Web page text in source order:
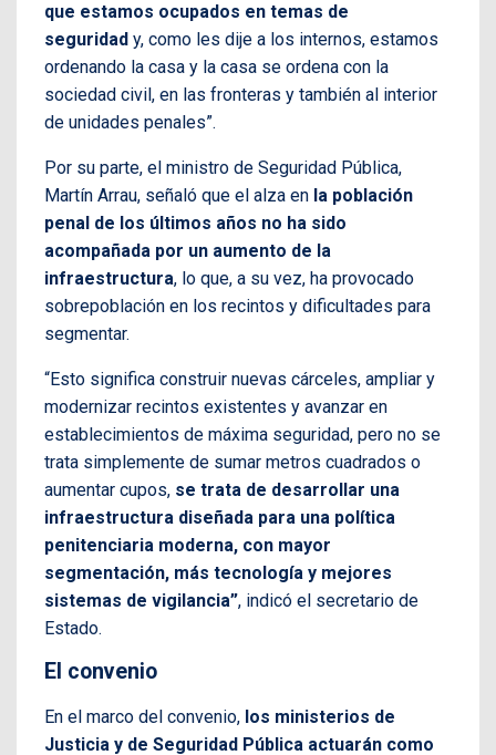
que estamos ocupados en temas de
seguridad y, como les dije a los internos, estamos
ordenando la casa y la casa se ordena con la
sociedad civil, en las fronteras y también al interior
de unidades penales”.
Por su parte, el ministro de Seguridad Pública,
Martín Arrau, señaló que el alza en la población
penal de los últimos años no ha sido
acompañada por un aumento de la
infraestructura, lo que, a su vez, ha provocado
sobrepoblación en los recintos y dificultades para
segmentar.
“Esto significa construir nuevas cárceles, ampliar y
modernizar recintos existentes y avanzar en
establecimientos de máxima seguridad, pero no se
trata simplemente de sumar metros cuadrados o
aumentar cupos, se trata de desarrollar una
infraestructura diseñada para una política
penitenciaria moderna, con mayor
segmentación, más tecnología y mejores
sistemas de vigilancia”, indicó el secretario de
Estado.
El convenio
En el marco del convenio, los ministerios de
Justicia y de Seguridad Pública actuarán como